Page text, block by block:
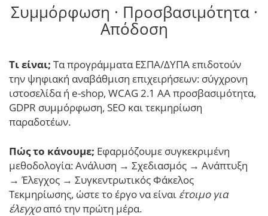
Συμμόρφωση · Προσβασιμότητα ·
Απόδοση
Τι είναι; Τα προγράμματα ΕΣΠΑ/ΔΥΠΑ επιδοτούν
την ψηφιακή αναβάθμιση επιχειρήσεων: σύγχρονη
ιστοσελίδα ή e-shop, WCAG 2.1 AA προσβασιμότητα,
GDPR συμμόρφωση, SEO και τεκμηρίωση
παραδοτέων.
Πώς το κάνουμε; Εφαρμόζουμε συγκεκριμένη
μεθοδολογία: Ανάλυση → Σχεδιασμός → Ανάπτυξη
→ Έλεγχος → Συγκεντρωτικός Φάκελος
Τεκμηρίωσης, ώστε το έργο να είναι έτοιμο για
έλεγχοαπό την πρώτη μέρα.